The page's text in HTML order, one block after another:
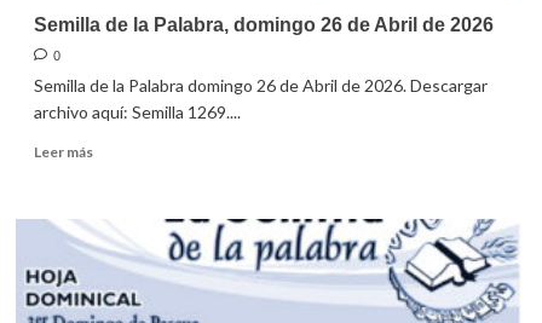
Semilla de la Palabra, domingo 26 de Abril de 2026
0
Semilla de la Palabra domingo 26 de Abril de 2026. Descargar
archivo aquí: Semilla 1269....
Leer másLeer
de
la
domingo